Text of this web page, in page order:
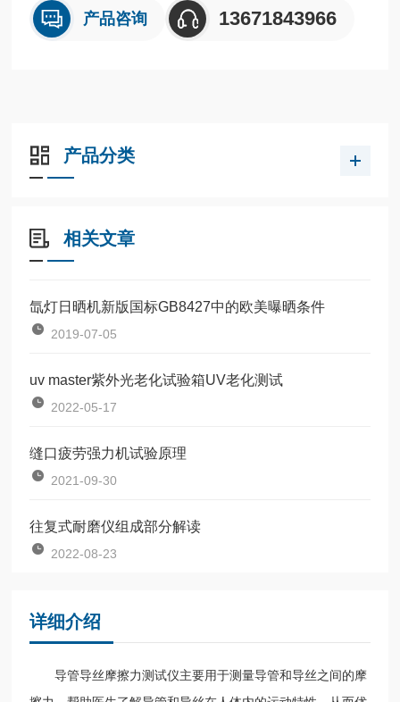
产品咨询 13671843966
产品分类
相关文章
氙灯日晒机新版国标GB8427中的欧美曝晒条件
2019-07-05
uv master紫外光老化试验箱UV老化测试
2022-05-17
缝口疲劳强力机试验原理
2021-09-30
往复式耐磨仪组成部分解读
2022-08-23
详细介绍
导管导丝摩擦力测试仪主要用于测量导管和导丝之间的摩